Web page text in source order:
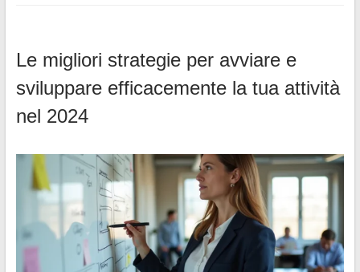
Le migliori strategie per avviare e
sviluppare efficacemente la tua attività
nel 2024